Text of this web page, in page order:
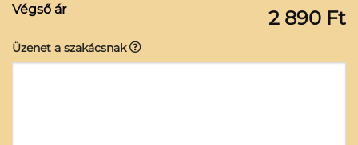
Végső ár 2 890 Ft
Üzenet a szakácsnak